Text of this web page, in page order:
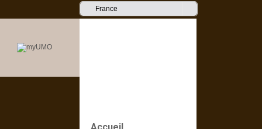
France